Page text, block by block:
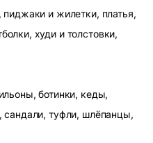
и жилетки, платья,
худи и толстовки,
ботинки, кеды,
туфли, шлёпанцы,